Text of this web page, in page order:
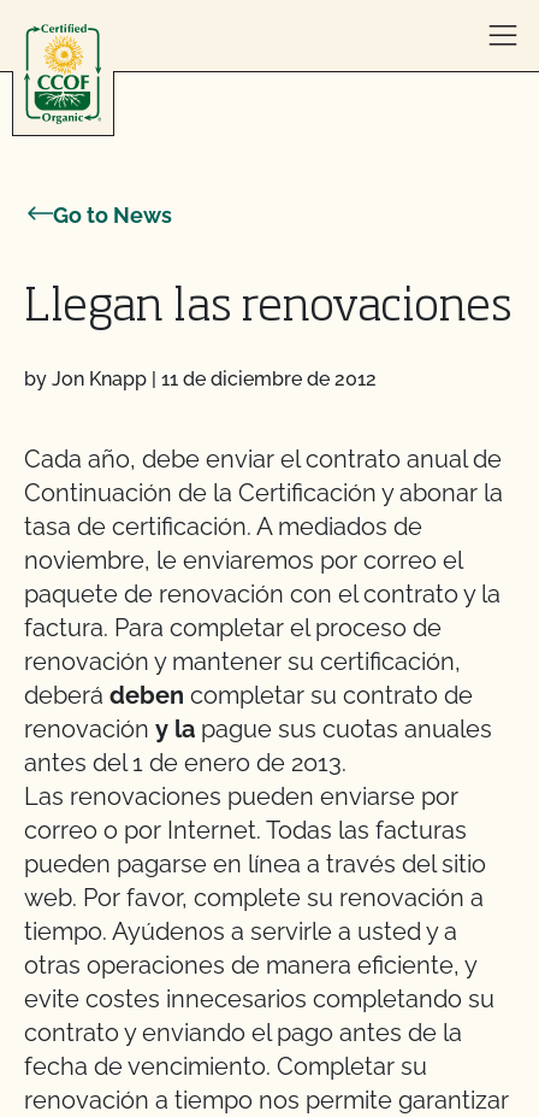
Go to News
Llegan las renovaciones
by Jon Knapp | 11 de diciembre de 2012
Cada año, debe enviar el contrato anual de
Continuación de la Certificación y abonar la
tasa de certificación. A mediados de
noviembre, le enviaremos por correo el
paquete de renovación con el contrato y la
factura. Para completar el proceso de
renovación y mantener su certificación,
deberá deben completar su contrato de
renovación y la pague sus cuotas anuales
antes del 1 de enero de 2013.
Las renovaciones pueden enviarse por
correo o por Internet. Todas las facturas
pueden pagarse en línea a través del sitio
web. Por favor, complete su renovación a
tiempo. Ayúdenos a servirle a usted y a
otras operaciones de manera eficiente, y
evite costes innecesarios completando su
contrato y enviando el pago antes de la
fecha de vencimiento. Completar su
renovación a tiempo nos permite garantizar